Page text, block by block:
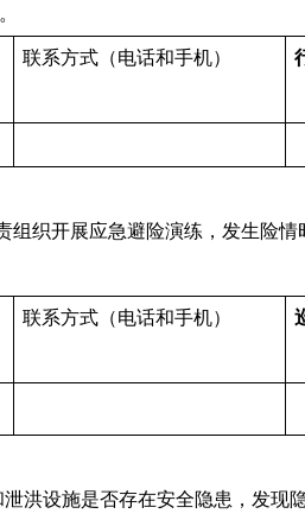
联系方式（电话和手机）
组织开展应急避险演练，发生险
联系方式（电话和手机）
洪设施是否存在安全隐患，发现